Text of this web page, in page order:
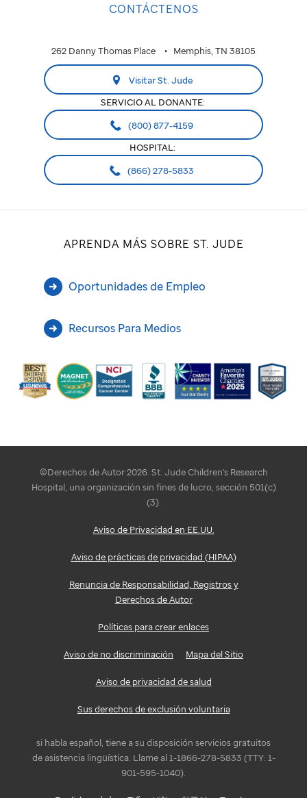
CONTÁCTENOS
262 Danny Thomas Place Memphis, TN 38105
Visitar St. Jude
SERVICIO AL DONANTE:
(800) 877-4159
HOSPITAL:
(866) 278-5833
APRENDA MÁS SOBRE ST. JUDE
Oportunidades de Empleo
Recursos Para Medios
©Derechos de Autor 2026. St. Jude Children's Research
Hospital, una organización sin fines de lucro, sección 501(c)
(3).
Aviso de Privacidad en EE.UU.
Aviso de prácticas de privacidad (HIPAA)
Renuncia de Responsabilidad, Registros y
Derechos de Autor
Políticas para crear enlaces
Aviso de no discriminación Mapa del Sitio
Aviso de privacidad de salud
Sus derechos de exclusión voluntaria
si habla español, tiene a su disposición servicios gratuitos
de asistencia lingüística. Llame al 1-1866-278-5833 (TTY: 1-
901-595-1040).